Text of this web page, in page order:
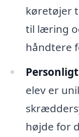
køretøjer
til læring
håndtere
elev er
højde for